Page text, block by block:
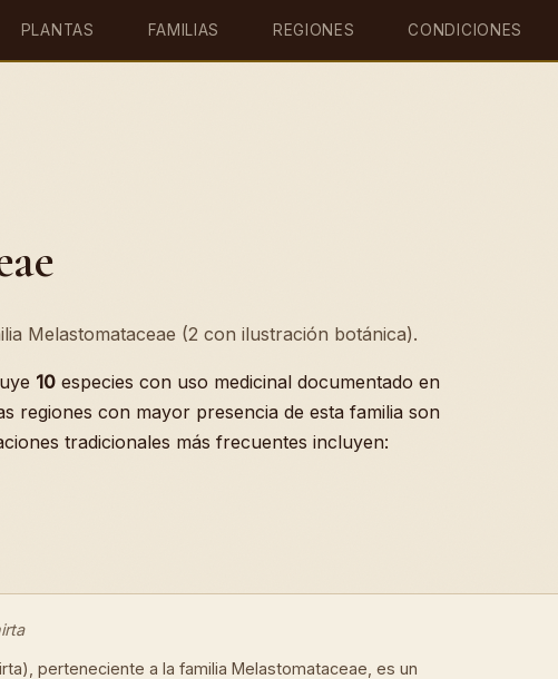
PLANTAS FAMILIAS REGIONES CONDICIONES
Melastomataceae (2 con ilustración botánica).
10 especies con uso medicinal documentado en
regiones con mayor presencia de esta familia son
tradicionales más frecuentes incluyen:
perteneciente a la familia Melastomataceae, es un